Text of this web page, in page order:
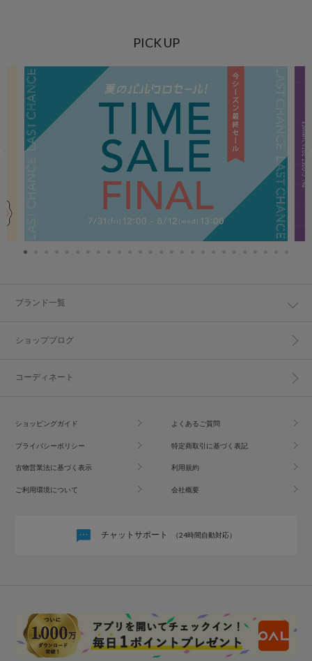
PICK UP
ブランド一覧
ショップブログ
コーディネート
ショッピングガイド よくあるご質問
プライバシーポリシー 特定商取引に基づく表記
古物営業法に基づく表示 利用規約
ご利用環境について 会社概要
チャットサポート （24時間自動対応）